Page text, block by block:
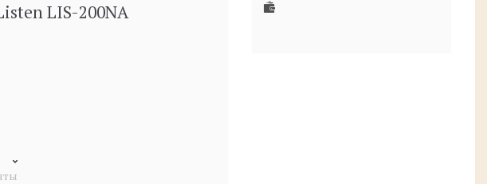
LIS-200NA